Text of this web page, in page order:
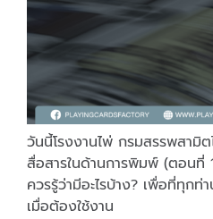
วันนี้โรงงานไพ่ กรมสรรพสามิ
สื่อสารในด้านการพิมพ์ (ตอน
ควรรู้ว่ามีอะไรบ้าง? เพื่อที่ทุก
เมื่อต้องใช้งาน